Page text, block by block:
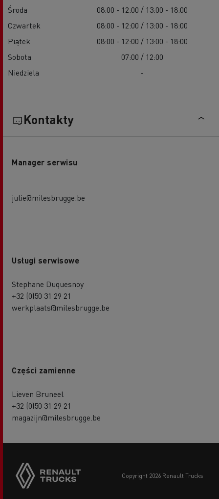
Środa
08:00 - 12:00 / 13:00 - 18:00
Czwartek
08:00 - 12:00 / 13:00 - 18:00
Piątek
08:00 - 12:00 / 13:00 - 18:00
Sobota
07:00 / 12:00
Niedziela
-
Kontakty
Manager serwisu
julie@milesbrugge.be
Usługi serwisowe
Stephane Duquesnoy
+32 (0)50 31 29 21
werkplaats@milesbrugge.be
Części zamienne
Lieven Bruneel
+32 (0)50 31 29 21
magazijn@milesbrugge.be
copyright 2026 Renault Trucks